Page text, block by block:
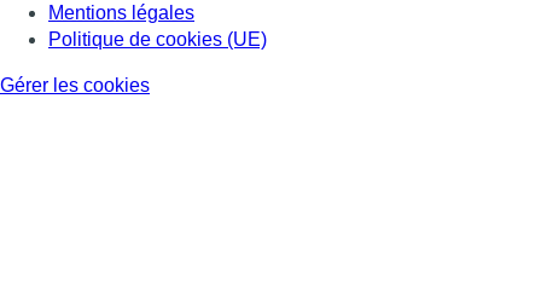
Mentions légales
Politique de cookies (UE)
Gérer les cookies